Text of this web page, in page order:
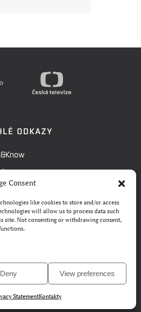
Consent
like cookies to store and/or access
will allow us to process data such
site. Not consenting or withdrawing consent,
Deny View preferences
StatementKontakty
ODKAZY
pro média